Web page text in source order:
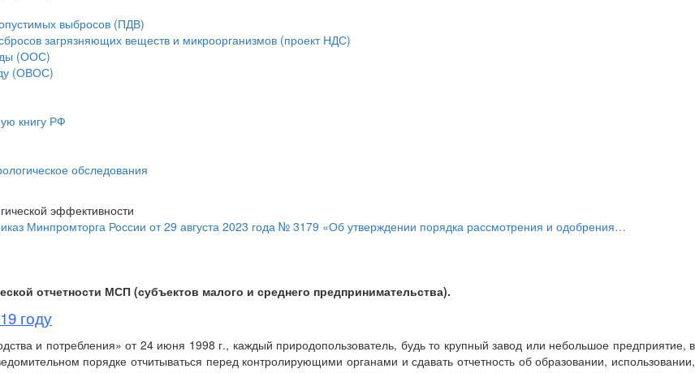
выбросов (ПДВ)
загрязняющих веществ и микроорганизмов (проект НДС)
(ООС)
(ОВОС)
книгу РФ
обследования
эффективности
Минпромторга России от 29 августа 2023 года № 3179 «Об утверждении порядка рассмотрения и одобрения…
отчетности МСП (субъектов малого и среднего предпринимательства).
году
и потребления» от 24 июня 1998 г., каждый природопользователь, будь то крупный завод или небольшое предприятие, в
порядке отчитываться перед контролирующими органами и сдавать отчетность об образовании, использовании,